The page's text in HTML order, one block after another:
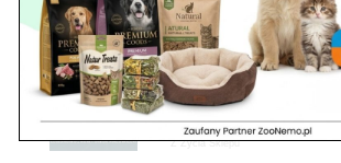
Z Życia Sklepu
Ryby akwariowe Legionowo i
Mazowiecki – Sklep ZooNemo
Z Życia Sklepu
Stwórz podwodne arcydzieło:
rośliny akwariowe w ZooNemo
Nowy Dwór Mazowiecki